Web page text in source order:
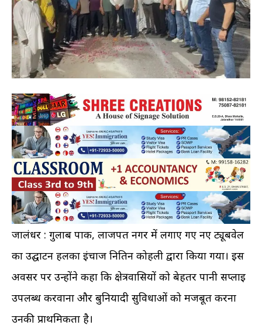
जालंधर : गुलाब पार्क, लाजपत नगर में लगाए गए नए ट्यूबवेल
का उद्घाटन हलका इंचार्ज नितिन कोहली द्वारा किया गया। इस
अवसर पर उन्होंने कहा कि क्षेत्रवासियों को बेहतर पानी सप्लाई
उपलब्ध करवाना और बुनियादी सुविधाओं को मजबूत करना
उनकी प्राथमिकता है।